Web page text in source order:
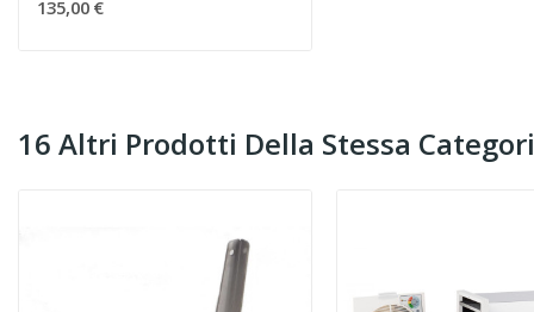
135,00 €
16 Altri Prodotti Della Stessa